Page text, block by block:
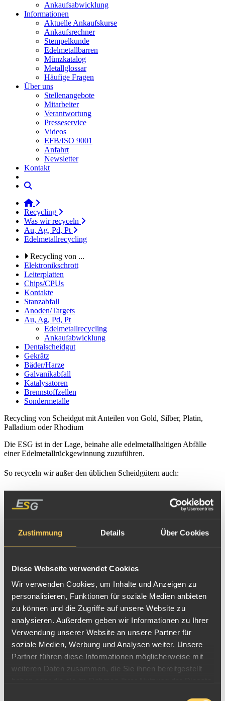
Zustimmung Details Über Cookies
Diese Webseite verwendet Cookies
Wir verwenden Cookies, um Inhalte und Anzeigen zu
personalisieren, Funktionen für soziale Medien anbieten
zu können und die Zugriffe auf unsere Website zu
analysieren. Außerdem geben wir Informationen zu Ihrer
Verwendung unserer Website an unsere Partner für
soziale Medien, Werbung und Analysen weiter. Unsere
Partner führen diese Informationen möglicherweise mit
weiteren Daten zusammen, die Sie ihnen bereitgestellt
Ankaufsabwicklung
Informationen
Aktuelle Ankaufskurse
Ankaufsrechner
Stempelkunde
Edelmetallbarren
Münzkatalog
Metallglossar
Häufige Fragen
Über uns
Stellenangebote
Mitarbeiter
Verantwortung
Presseservice
Videos
EFB/ISO 9001
Anfahrt
Newsletter
Kontakt
Recycling
Was wir recyceln
Au, Ag, Pd, Pt
Edelmetallrecycling
Recycling von ...
Elektronikschrott
Leiterplatten
Chips/CPUs
Kontakte
Stanzabfall
Anoden/Targets
Au, Ag, Pd, Pt
Edelmetallrecycling
Ankaufabwicklung
Dentalscheidgut
Gekrätz
Bäder/Harze
Galvanikabfall
Katalysatoren
Brennstoffzellen
Sondermetalle
Recycling von Scheidgut mit Anteilen von Gold, Silber, Platin,
Palladium oder Rhodium
Die ESG ist in der Lage, beinahe alle edelmetallhaltigen Abfälle
einer Edelmetallrückgewinnung zuzuführen.
So recyceln wir außer den üblichen Scheidgütern auch:
Wärmeleitpasten
edelmetallhaltige Industriekatalysatoren (Pd, Pt, Rh, Ag)
Brennstoffzellen (Pt, Ru, Pd, Au)
Elektronik und Kontakte aus Herzschrittmachern und
Defibrillatoren (keine kompletten Geräte)
Thermoelemente, Platinlaborgeräte
Silberlote (L-AG20, L-AG40, L-AG50 usw.)
Schlacken